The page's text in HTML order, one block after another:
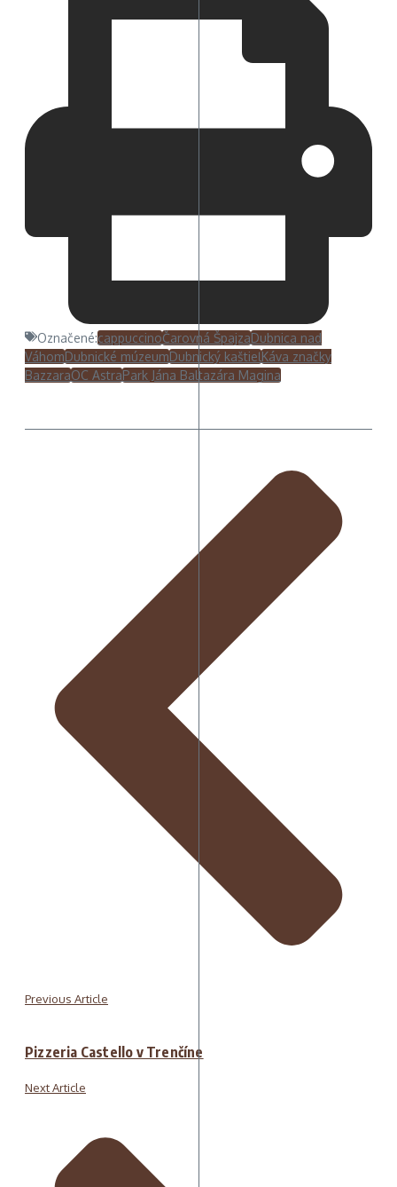
Označené:cappuccinoČarovná ŠpajzaDubnica nad
VáhomDubnické múzeumDubnický kaštieľKáva značky
BazzaraOC AstraPark Jána Baltazára Magina
Previous Article
Pizzeria Castello v Trenčíne
Next Article